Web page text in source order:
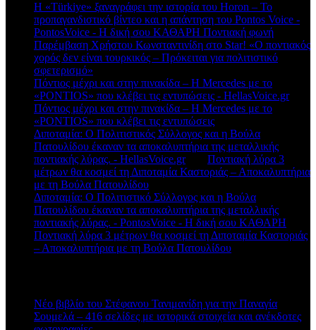
Η «Türkiye» ξαναγράφει την ιστορία του Horon – Το
προπαγανδιστικό βίντεο και η απάντηση του Pontos Voice -
PontosVoice - H δική σου ΚΑΘΑΡΗ Ποντιακή φωνή
Παρέμβαση Χρήστου Κωνσταντινίδη στο Star! «Ο ποντιακός
χορός δεν είναι τουρκικός – Πρόκειται για πολιτιστικό
σφετερισμό»
Πόντιος μέχρι και στην πινακίδα – Η Mercedes με το
«PONTIOS» που κλέβει τις εντυπώσεις - HellasVoice.grστο
Πόντιος μέχρι και στην πινακίδα – Η Mercedes με το
«PONTIOS» που κλέβει τις εντυπώσεις
Διποταμία: Ο Πολιτιστικός Σύλλογος και η Βούλα
Πατουλίδου έκαναν τα αποκαλυπτήρια της μεταλλικής
ποντιακής λύρας. - HellasVoice.grστο Ποντιακή λύρα 3
μέτρων θα κοσμεί τη Διποταμία Καστοριάς – Αποκαλυπτήρια
με τη Βούλα Πατουλίδου
Διποταμία: Ο Πολιτιστικό Σύλλογος και η Βούλα
Πατουλίδου έκαναν τα αποκαλυπτήρια της μεταλλικής
ποντιακής λύρας. - PontosVoice - H δική σου ΚΑΘΑΡΗ
Ποντιακή λύρα 3 μέτρων θα κοσμεί τη Διποταμία Καστοριάς
– Αποκαλυπτήρια με τη Βούλα Πατουλίδου
Νέο βιβλίο του Στέφανου Τανιμανίδη για την Παναγία
Σουμελά – 416 σελίδες με ιστορικά στοιχεία και ανέκδοτες